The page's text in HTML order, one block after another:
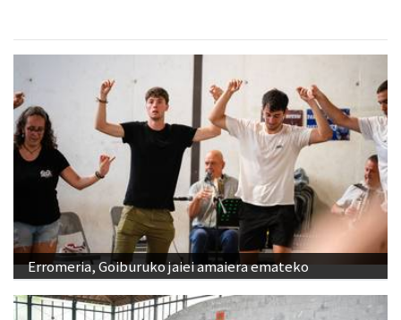
Erromeria, Goiburuko jaiei amaiera emateko